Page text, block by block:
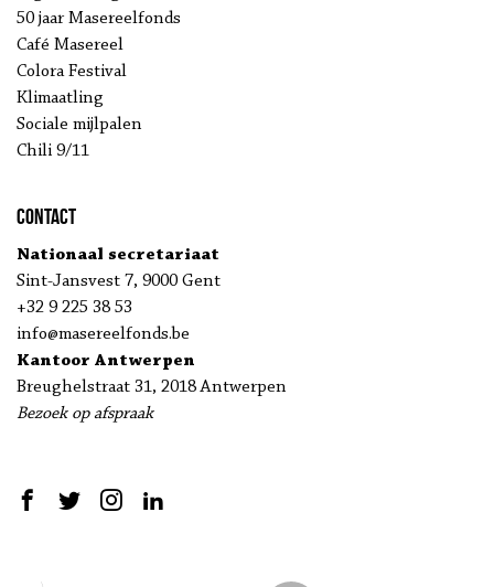
50 jaar Masereelfonds
Café Masereel
Colora Festival
Klimaatling
Sociale mijlpalen
Chili 9/11
Contact
Nationaal secretariaat
Sint-Jansvest 7, 9000 Gent
+32 9 225 38 53
info@masereelfonds.be
Kantoor Antwerpen
Breughelstraat 31, 2018 Antwerpen
Bezoek op afspraak